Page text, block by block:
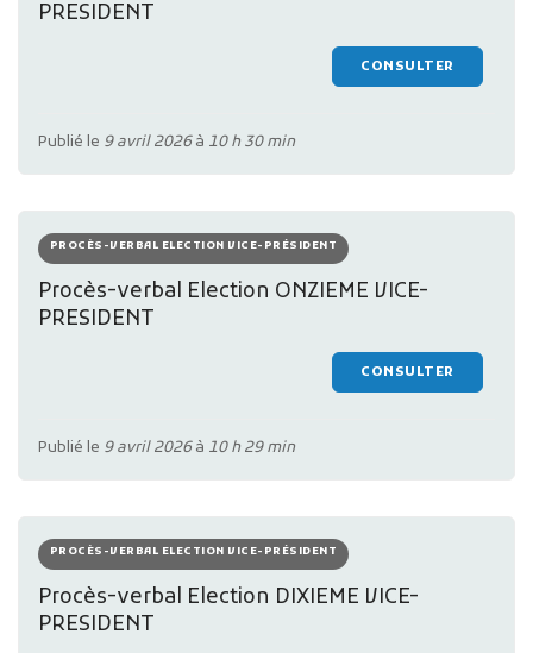
PRESIDENT
CONSULTER
Publié le 9 avril 2026à 10 h 30 min
PROCÈS-VERBAL ELECTION VICE-PRÉSIDENT
Procès-verbal Election ONZIEME VICE-
PRESIDENT
CONSULTER
Publié le 9 avril 2026à 10 h 29 min
PROCÈS-VERBAL ELECTION VICE-PRÉSIDENT
Procès-verbal Election DIXIEME VICE-
PRESIDENT